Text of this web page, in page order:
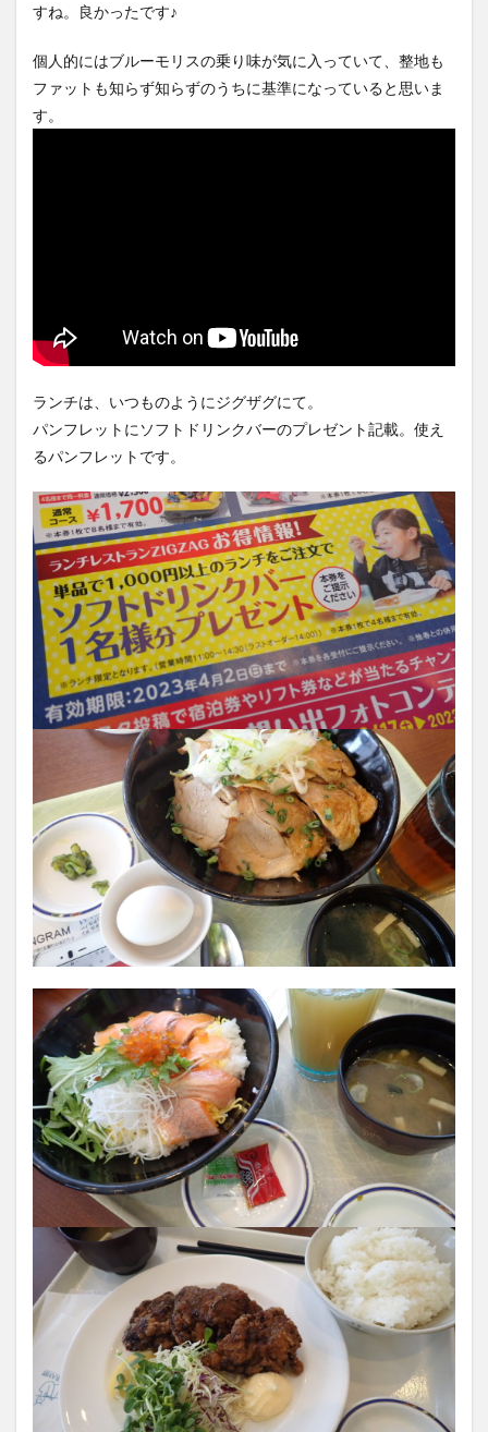
すね。良かったです♪
個人的にはブルーモリスの乗り味が気に入っていて、整地も
ファットも知らず知らずのうちに基準になっていると思いま
す。
ランチは、いつものようにジグザグにて。
パンフレットにソフトドリンクバーのプレゼント記載。使え
るパンフレットです。